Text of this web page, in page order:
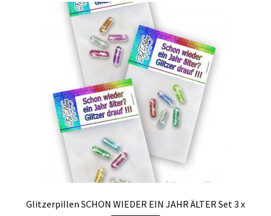
Glitzerpillen SCHON WIEDER EIN JAHR ÄLTER Set 3 x